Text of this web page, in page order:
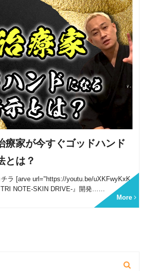
療家が今すぐゴッドハンド
とは？
ラ [arve url="https://youtu.be/uXKFwyKxK
NOTE-SKIN DRIVE-』開発……
More